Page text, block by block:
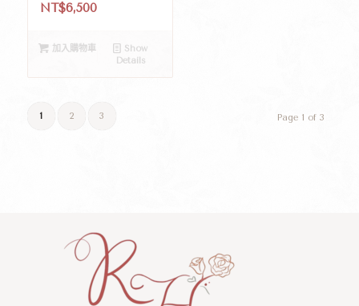
NT$6,500
加入購物車
Show
Details
Page 1 of 3
1 2 3